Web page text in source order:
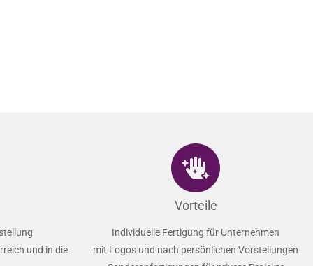
und in die
Vorteile
Individuelle Fertigung für Unternehmen
mit Logos und nach persönlichen Vorstellungen